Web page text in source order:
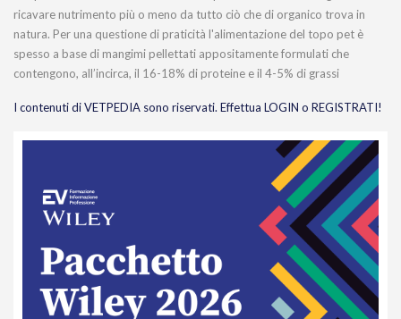
ricavare nutrimento più o meno da tutto ciò che di organico trova in
natura. Per una questione di praticità l'alimentazione del topo pet è
spesso a base di mangimi pellettati appositamente formulati che
contengono, all’incirca, il 16-18% di proteine e il 4-5% di grassi
I contenuti di VETPEDIA sono riservati. Effettua LOGIN o REGISTRATI!